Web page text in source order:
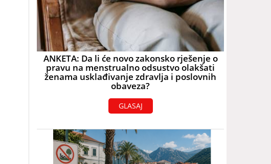
ANKETA: Da li će novo zakonsko rješenje o
pravu na menstrualno odsustvo olakšati
ženama usklađivanje zdravlja i poslovnih
obaveza?
GLASAJ